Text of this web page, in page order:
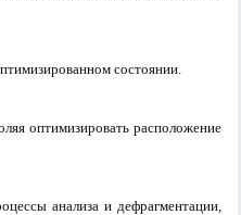
состоянии.
оптимизировать расположение
анализа и дефрагментации,